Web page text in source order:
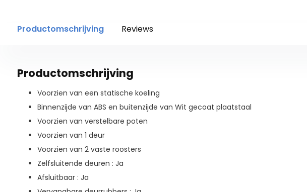
Productomschrijving Reviews
Productomschrijving
Voorzien van een statische koeling
Binnenzijde van ABS en buitenzijde van Wit gecoat plaatstaal
Voorzien van verstelbare poten
Voorzien van 1 deur
Voorzien van 2 vaste roosters
Zelfsluitende deuren : Ja
Afsluitbaar : Ja